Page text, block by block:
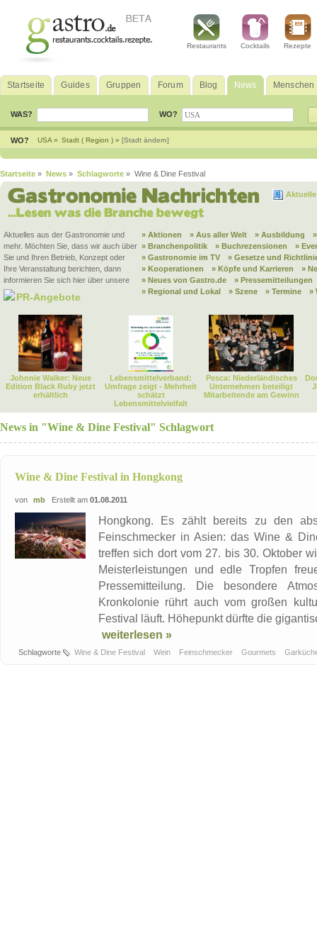
Restaurants Cocktails Rezepte
Startseite Guides Gruppen Forum Blog News Menschen
WAS? WO?
WO? USA » Stadt ( Region ) » [Stadt ändern]
Startseite » News » Schlagworte » Wine & Dine Festival
Aktuelles aus der Gastronomie und
mehr. Möchten Sie, dass wir auch über
Sie und Ihren Betrieb, Konzept oder
Ihre Veranstaltung berichten, dann
informieren Sie sich hier über unsere
PR-Angebote
» Aktionen » Aus aller Welt » Ausbildung
» Branchenpolitik
» Buchrezensionen
»
» Gastronomie im TV
» Gesetze und
» Kooperationen
» Köpfe und Karrieren
»
» Neues von Gastro.de
» Pressemitteilungen
» Regional und Lokal
» Szene » Termine »
Johnnie Walker: Neue
Edition Black Ruby jetzt
erhältlich
Lebensmittelverband:
Umfrage zeigt - Mehrheit
schätzt
Lebensmittelvielfalt
Pesca: Niederländisches
Unternehmen beteiligt
Mitarbeitende am Gewinn
News in "Wine & Dine Festival" Schlagwort
Wine & Dine Festival in Hongkong
von mb Erstellt am 01.08.2011
Hongkong. Es zählt bereits zu den
Feinschmecker in Asien: das Wine &
treffen sich dort vom 27. bis 30. Oktober
Meisterleistungen und edle Tropfen
Pressemitteilung. Die besondere
Kronkolonie rührt auch vom großen
Festival läuft. Höhepunkt dürfte die
weiterlesen »
Schlagworte Wine & Dine Festival Wein Feinschmecker Gourmets